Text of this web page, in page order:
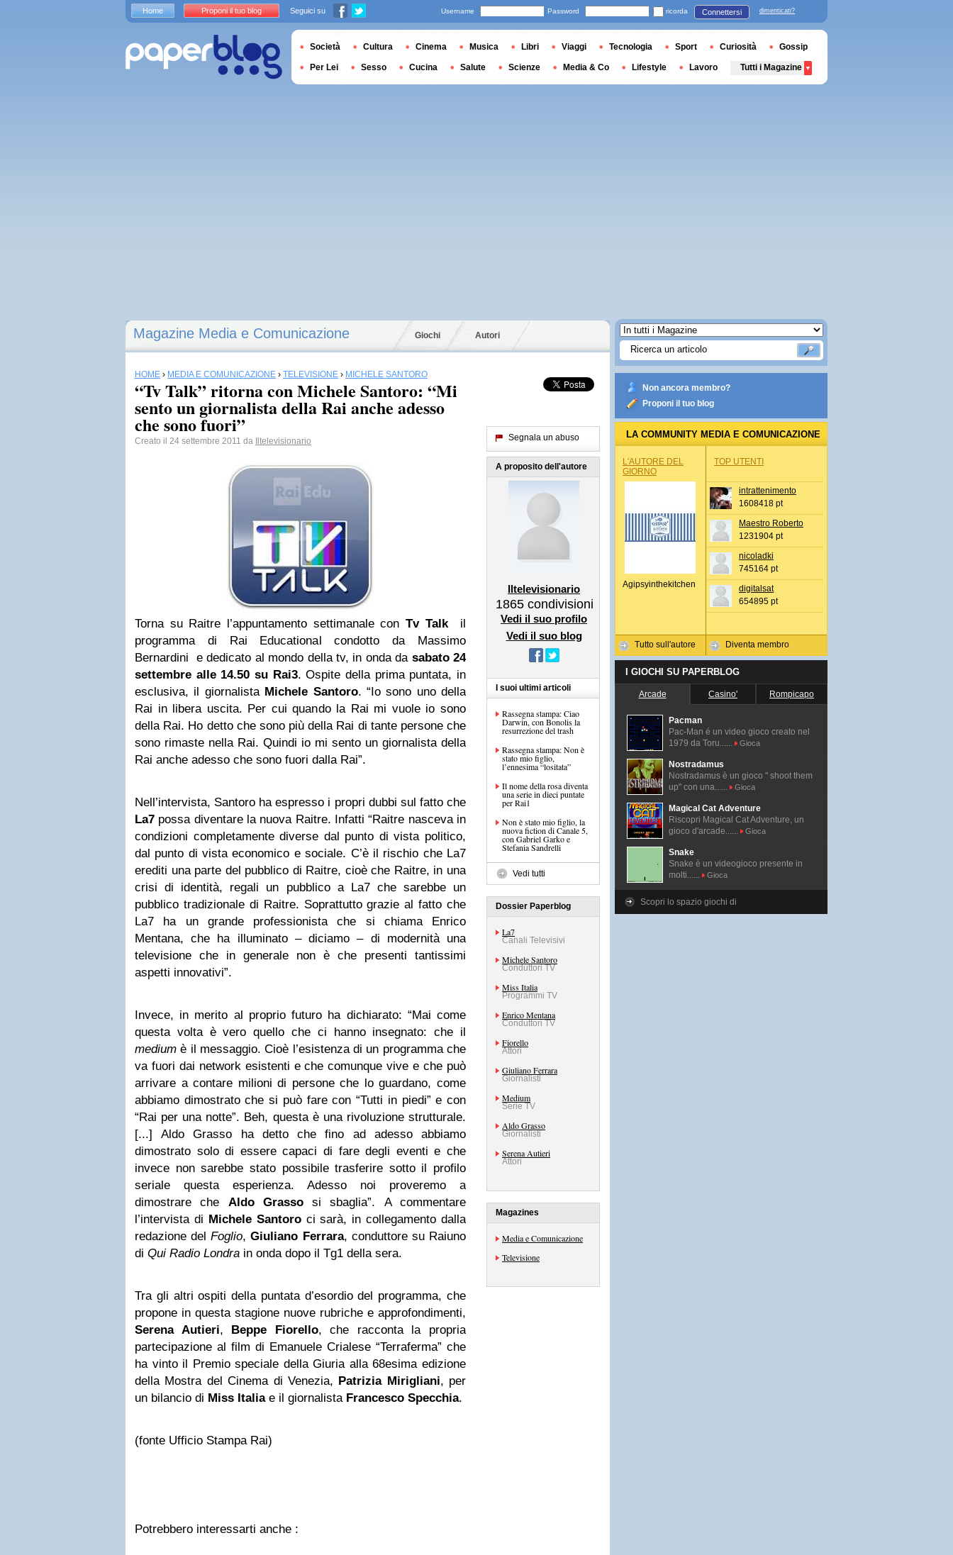
Magazine Media e Comunicazione Giochi Autori
HOME › MEDIA E COMUNICAZIONE › TELEVISIONE › MICHELE SANTORO
“Tv Talk” ritorna con Michele Santoro: “Mi
sento un giornalista della Rai anche adesso
che sono fuori”
Creato il 24 settembre 2011 da Iltelevisionario
Torna su Raitre l’appuntamento settimanale con Tv Talk
il
programma di Rai Educational condotto da Massimo
Bernardini e dedicato al mondo della tv, in onda da sabato 24
settembre alle 14.50 su Rai3. Ospite della prima puntata, in
esclusiva, il giornalistaMichele Santoro. “Io sono uno della
Rai in libera uscita. Per cui quando la Rai mi vuole io sono
della Rai. Ho detto che sono più della Rai di tante persone che
sono rimaste nella Rai. Quindi io mi sento un giornalista della
Rai anche adesso che sono fuori dalla Rai”.
Nell’intervista, Santoro ha espresso i propri dubbi sul fatto che
La7 possa diventare la nuova Raitre. Infatti “Raitre nasceva in
condizioni completamente diverse dal punto di vista politico,
dal punto di vista economico e sociale. C’è il rischio che La7
erediti una parte del pubblico di Raitre, cioè che Raitre, in una
crisi di identità, regali un pubblico a La7 che sarebbe un
pubblico tradizionale di Raitre. Soprattutto grazie al fatto che
La7 ha un grande professionista che si chiama Enrico
Mentana, che ha illuminato – diciamo – di modernità una
televisione che in generale non è che presenti tantissimi
aspetti innovativi”.
Invece, in merito al proprio futuro ha dichiarato: “Mai come
questa volta è vero quello che ci hanno insegnato: che il
medium è il messaggio. Cioè l’esistenza di un programma che
va fuori dai network esistenti e che comunque vive e che può
arrivare a contare milioni di persone che lo guardano, come
abbiamo dimostrato che si può fare con “Tutti in piedi” e con
“Rai per una notte”. Beh, questa è una rivoluzione strutturale.
[...] Aldo Grasso ha detto che fino ad adesso abbiamo
dimostrato solo di essere capaci di fare degli eventi e che
invece non sarebbe stato possibile trasferire sotto il profilo
seriale questa esperienza. Adesso noi proveremo a
dimostrare che Aldo Grassosi sbaglia”. A commentare
l’intervista di Michele Santoroci sarà, in collegamento dalla
redazione delFoglio,Giuliano Ferrara, conduttore su Raiuno
di Qui Radio Londra in onda dopo il Tg1 della sera.
Tra gli altri ospiti della puntata d’esordio del programma, che
propone in questa stagione nuove rubriche e approfondimenti,
Serena Autieri, Beppe Fiorello, che racconta la propria
partecipazione al film di Emanuele Crialese “Terraferma” che
ha vinto il Premio speciale della Giuria alla 68esima edizione
della Mostra del Cinema di Venezia, Patrizia Mirigliani, per
un bilancio di Miss Italiae il giornalista Francesco Specchia.
(fonte Ufficio Stampa Rai)
Potrebbero interessarti anche :
Segnala un abuso
A proposito dell'autore
Iltelevisionario
1865 condivisioni
Vedi il suo profilo
Vedi il suo blog
I suoi ultimi articoli
Rassegna stampa: Ciao
Darwin, con Bonolis la
resurrezione del trash
Rassegna stampa: Non è
stato mio figlio,
l’ennesima “lositata”
Il nome della rosa diventa
una serie in dieci puntate
per Rai1
Non è stato mio figlio, la
nuova fiction di Canale 5,
con Gabriel Garko e
Stefania Sandrelli
Vedi tutti
Dossier Paperblog
La7
Canali Televisivi
Michele Santoro
Conduttori TV
Miss Italia
Programmi TV
Enrico Mentana
Conduttori TV
Fiorello
Attori
Giuliano Ferrara
Giornalisti
Medium
Serie TV
Aldo Grasso
Giornalisti
Serena Autieri
Attori
Magazines
Media e Comunicazione
Televisione
Non ancora membro?
Proponi il tuo blog
LA COMMUNITY MEDIA E COMUNICAZIONE
L'AUTORE DEL
GIORNO
Agipsyinthekitchen
Tutto sull'autore
TOP UTENTI
intrattenimento
1608418 pt
Maestro Roberto
1231904 pt
nicoladki
745164 pt
digitalsat
654895 pt
Diventa membro
I GIOCHI SU PAPERBLOG
Arcade Casino' Rompicapo
Pacman
Pac-Man é un video gioco creato nel
1979 da Toru......
Gioca
Nostradamus
Nostradamus è un gioco " shoot them
up" con una......
Gioca
Magical Cat Adventure
Riscopri Magical Cat Adventure, un
gioco d'arcade......
Gioca
Snake
Snake è un videogioco presente in
molti......
Gioca
Scopri lo spazio giochi di
Home Proponi il tuo blog Seguici su Username Password ricorda Connettersi dimenticati?
Società Cultura Cinema Musica Libri Viaggi Tecnologia Sport Curiosità Gossip
Per Lei Sesso Cucina Salute Scienze Media & Co Lifestyle Lavoro Tutti i Magazine